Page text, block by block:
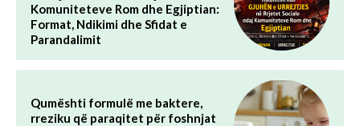
Komuniteteve Rom dhe Egjiptian:
Format, Ndikimi dhe Sfidat e
Parandalimit
Qumështi formulë me baktere,
rreziku që paraqitet për foshnjat